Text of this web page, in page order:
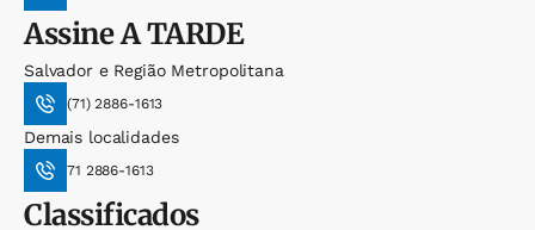
AssineA TARDE
Salvador e Região Metropolitana
(71) 2886-1613
Demais localidades
71 2886-1613
Classificados